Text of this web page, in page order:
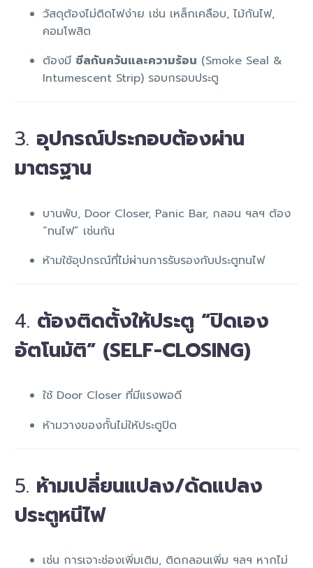
วัสดุต้องไม่ติดไฟง่าย เช่น เหล็กเคลือบ, ไม้กันไฟ,
คอมโพสิต
ต้องมี ซีลกันควันและความร้อน (Smoke Seal &
Intumescent Strip) รอบกรอบประตู
3. อุปกรณ์ประกอบต้องผ่าน
มาตรฐาน
บานพับ, Door Closer, Panic Bar, กลอน ฯลฯ ต้อง
“ทนไฟ” เช่นกัน
ห้ามใช้อุปกรณ์ที่ไม่ผ่านการรับรองกับประตูทนไฟ
4. ต้องติดตั้งให้ประตู “ปิดเอง
อัตโนมัติ” (SELF-CLOSING)
ใช้ Door Closer ที่มีแรงพอดี
ห้ามวางของกั้นไม่ให้ประตูปิด
5. ห้ามเปลี่ยนแปลง/ดัดแปลง
ประตูหนีไฟ
เช่น การเจาะช่องเพิ่มเติม, ติดกลอนเพิ่ม ฯลฯ หากไม่